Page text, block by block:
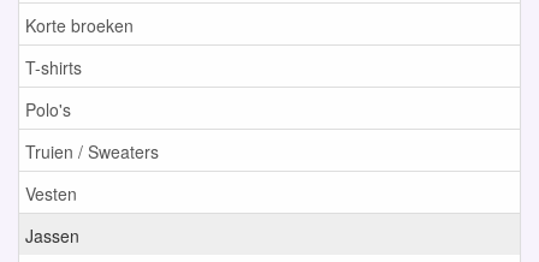
Korte broeken
T-shirts
Polo's
Truien / Sweaters
Vesten
Jassen